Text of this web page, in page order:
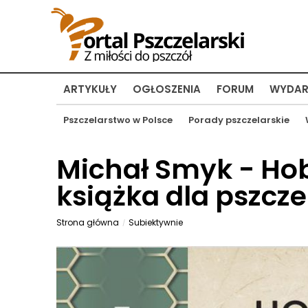
ARTYKUŁY
Pszczelarstwo w Polsce Porady pszczelarskie
OGŁOSZENIA FORUM
Michał Smyk -
książka dla
Strona główna Subiektywnie